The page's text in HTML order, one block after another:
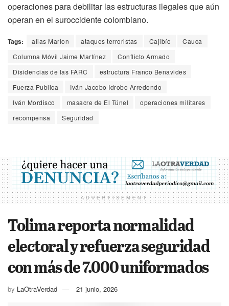
operaciones para debilitar las estructuras ilegales que aún
operan en el suroccidente colombiano.
Tags: alias Marlon ataques terroristas Cajibío
Cauca
Columna Móvil Jaime Martínez
Conflicto Armado
Disidencias de las FARC
estructura Franco Benavides
Fuerza Publica
Iván Jacobo Idrobo Arredondo
Iván Mordisco
masacre de El Túnel
operaciones militares
recompensa
Seguridad
ADVERTISEMENT
Tolima reporta normalidad
electoral y refuerza seguridad
con más de 7.000 uniformados
by LaOtraVerdad 21 junio, 2026